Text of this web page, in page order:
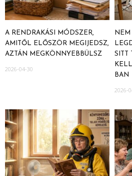
A RENDRAKÁSI MÓDSZER,
AMITŐL ELŐSZÖR MEGIJEDSZ,
AZTÁN MEGKÖNNYEBBÜLSZ
2026-04-30
NEM
SITT
BAN
2026-